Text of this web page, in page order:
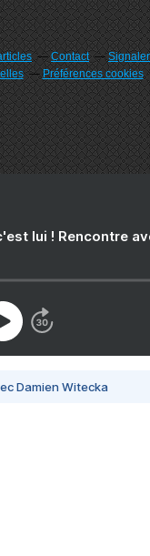
Contact
Préférences cookies
lui ! Rencontre
Damien Witecka